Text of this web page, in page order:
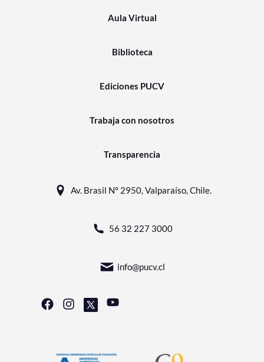
Aula Virtual
Biblioteca
Ediciones PUCV
Trabaja con nosotros
Transparencia
Av. Brasil N° 2950, Valparaíso, Chile.
56 32 227 3000
info@pucv.cl